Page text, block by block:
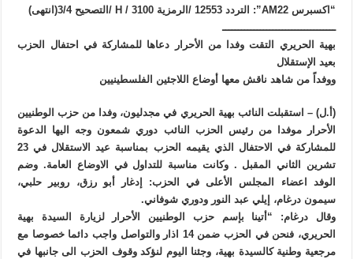
“اكسبرس AM22”: التردد 12553 /الرمزية 3100 / H /التصحيح 3/4(انتهى)
ــــــــــــــــــــــــــــــــــــ
بهية الحريري التقت وفدا من الأحرار دعاها للمشاركة في احتفال الحزب
بعيد الإستقلال
ووفداً من شاهد ناقش معها أوضاع اللاجئين الفلسطينيين
(أ.ل) – استقبلت النائب بهية الحريري في مجدليون، وفدا من حزب الوطنيين
الأحرار موفدا من رئيس الحزب النائب دوري شمعون وجه اليها الدعوة
للمشاركة في الاحتفال الذي يقيمه الحزب بمناسبة عيد الاستقلال في 23
تشرين الثاني المقبل . وكانت مناسبة للتداول في الاوضاع العامة. وضم
الوفد اعضاء المجلس الأعلى في الحزب: إدغار أبو رزق، روبير حلبي،
سيمون درغام، إيلي عبد النور ودوري شوفاني.
وقال درغام: “أتينا بإسم حزب الوطنيين الأحرار لزيارة السيدة بهية
الحريري، فنحن في الحزب ضمن 14 اذار والتواصل واجب دائما خصوصا مع
مرجعية وطنية كالسيدة بهية، وجئنا اليوم لنؤكد وقوف الحزب الى جانبها في